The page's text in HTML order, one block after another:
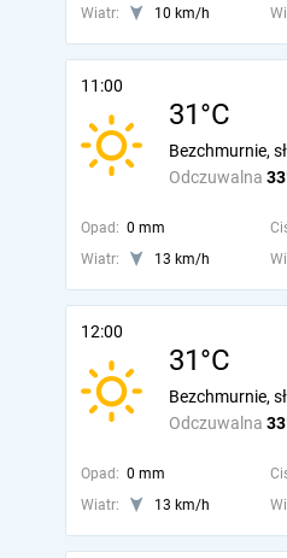
Wiatr:
10 km/h
11:00
31°C
Odczuwalna
Bezchmurnie,
Opad: 0 mm
Wiatr:
13 km/h
12:00
31°C
Odczuwalna
Bezchmurnie,
Opad: 0 mm
Wiatr:
13 km/h